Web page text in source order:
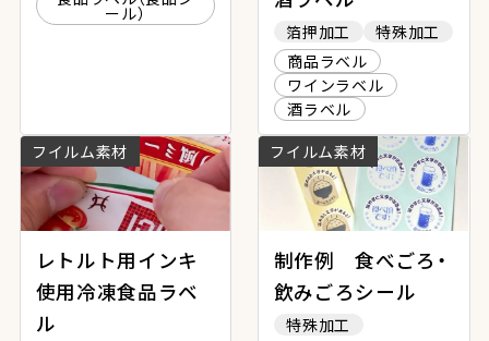
ール）
箔押加工
特殊加工
商品ラベル
ワインラベル
酒ラベル
フイルム素材
レトルト用インキ
使用冷凍食品ラベ
ル
フイルム素材
制作例 食べごろ・
飲みごろシール
特殊加工